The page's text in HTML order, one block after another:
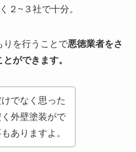
２~３社で十分。
りを行うことで悪徳業者をさ
とができます。
でなく思った
く外壁塗装がで
ありますよ。